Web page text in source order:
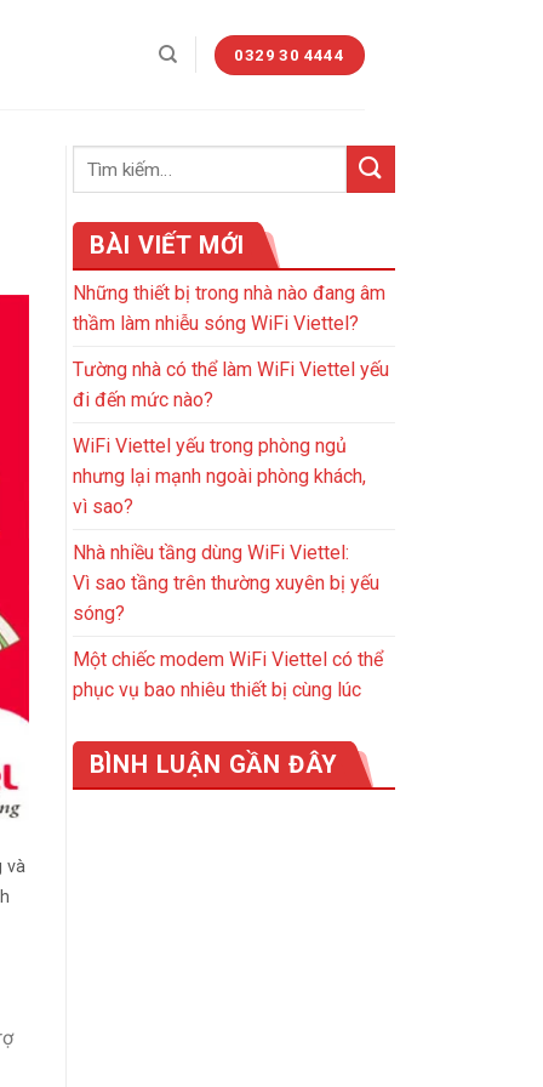
0329 30 4444
và
BÀI VIẾT MỚI
Những thiết bị trong nhà nào đang âm
thầm làm nhiễu sóng WiFi Viettel?
Tường nhà có thể làm WiFi Viettel yếu
đi đến mức nào?
WiFi Viettel yếu trong phòng ngủ
nhưng lại mạnh ngoài phòng khách,
vì sao?
Nhà nhiều tầng dùng WiFi Viettel:
Vì sao tầng trên thường xuyên bị yếu
sóng?
Một chiếc modem WiFi Viettel có thể
phục vụ bao nhiêu thiết bị cùng lúc
BÌNH LUẬN GẦN ĐÂY